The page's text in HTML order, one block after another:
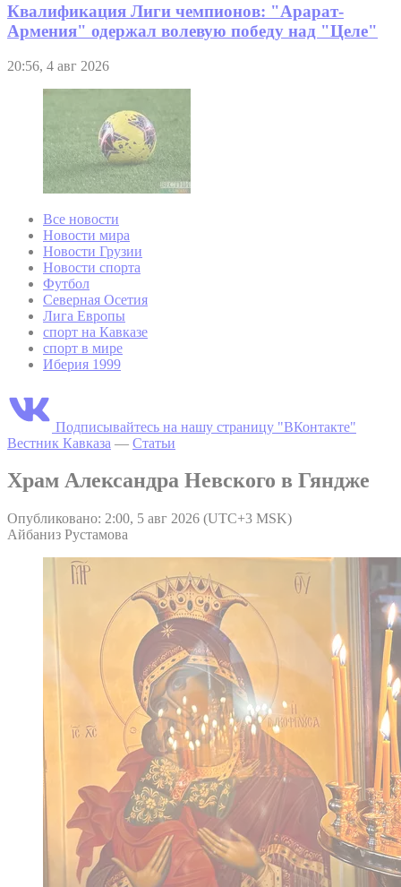
Квалификация Лиги чемпионов: "Арарат-
Армения" одержал волевую победу над "Целе"
20:56, 4 авг 2026
Все новости
Новости мира
Новости Грузии
Новости спорта
Футбол
Северная Осетия
Лига Европы
спорт на Кавказе
спорт в мире
Иберия 1999
Подписывайтесь на нашу страницу "ВКонтакте"
Вестник Кавказа — Статьи
Храм Александра Невского в Гяндже
Опубликовано: 2:00, 5 авг 2026 (UTC+3 MSK)
Айбаниз Рустамова